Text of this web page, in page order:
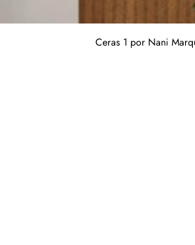
Ceras 1 por Nani